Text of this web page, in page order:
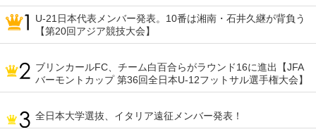
U-21日本代表メンバー発表。10番は湘南・石井久継が背負う
【第20回アジア競技大会】
ブリンカールFC、チーム白百合らがラウンド16に進出【JFA
バーモントカップ 第36回全日本U-12フットサル選手権大会】
全日本大学選抜、イタリア遠征メンバー発表！